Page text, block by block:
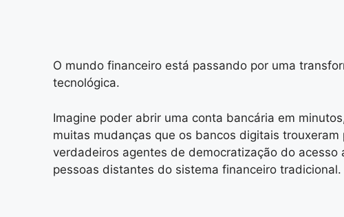
O mundo financeiro está passando por uma
tecnológica.
Imagine poder abrir uma conta bancária em
muitas mudanças que os bancos digitais
verdadeiros agentes de democratização do
pessoas distantes do sistema financeiro tradicional.